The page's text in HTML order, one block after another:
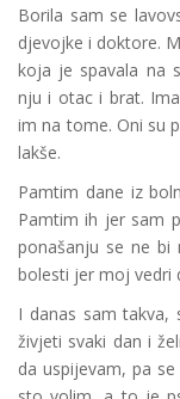
Borila sam se
djevojke i doktore.
koja je spavala na
nju i otac i brat.
im na tome. Oni su
lakše.
Pamtim dane iz
Pamtim ih jer sam
ponašanju se ne
bolesti jer moj vedri
I danas sam takva,
živjeti svaki dan i
da uspijevam, pa